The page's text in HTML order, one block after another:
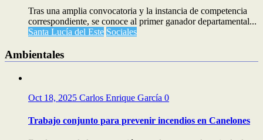
Tras una amplia convocatoria y la instancia de competencia
correspondiente, se conoce al primer ganador departamental...
Santa Lucía del Este Sociales
Ambientales
Oct 18, 2025 Carlos Enrique García 0
Trabajo conjunto para prevenir incendios en Canelones